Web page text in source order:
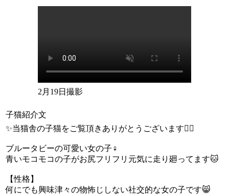
2月19日撮影
子猫紹介文
✨当猫舎の子猫をご覧頂きありがとうございます🙇‍♂️
ブルータビーの可愛い女の子♀
青いモコモコの子がお尻フリフリ元気に走り廻ってます🐱
【性格】
何にでも興味津々の物怖じしない社交的な女の子です😸